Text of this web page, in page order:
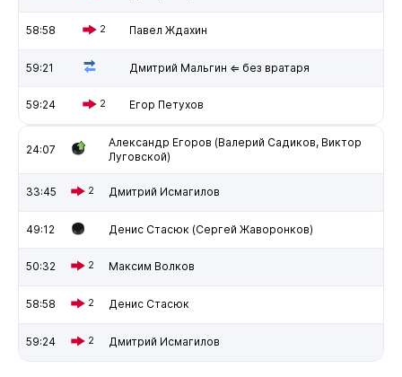
58:58 2 Павел Ждахин
59:21 Дмитрий Мальгин ⇐ без вратаря
59:24 2 Егор Петухов
24:07
Александр Егоров (Валерий Садиков, Виктор
Луговской)
33:45 2 Дмитрий Исмагилов
49:12 Денис Стасюк (Сергей Жаворонков)
50:32 2 Максим Волков
58:58 2 Денис Стасюк
59:24 2 Дмитрий Исмагилов